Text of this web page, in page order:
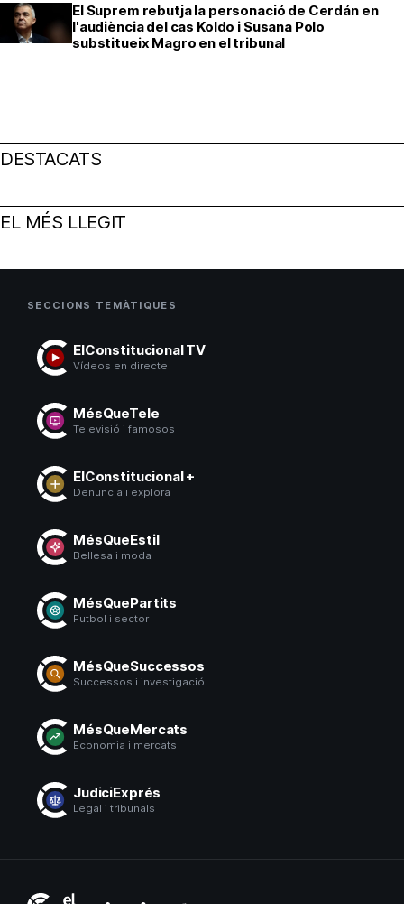
El Suprem rebutja la personació de Cerdán en
l'audiència del cas Koldo i Susana Polo
substitueix Magro en el tribunal
DESTACATS
EL MÉS LLEGIT
SECCIONS TEMÀTIQUES
ElConstitucional TV
Vídeos en directe
MésQueTele
Televisió i famosos
ElConstitucional +
Denuncia i explora
MésQueEstil
Bellesa i moda
MésQuePartits
Futbol i sector
MésQueSuccessos
Successos i investigació
MésQueMercats
Economia i mercats
JudiciExprés
Legal i tribunals